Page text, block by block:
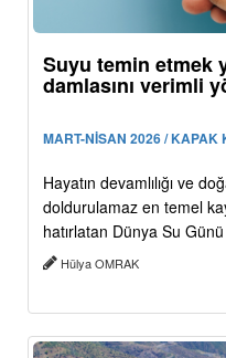
Suyu temin etmek
damlasını verimli
MART-NİSAN 2026 / KAPAK
Hayatın devamlılığı ve
doldurulamaz en temel
hatırlatan Dünya Su
Hülya OMRAK